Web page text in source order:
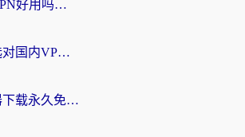
海外党必看：穿梭VPN好用吗？和云帆VPN对比哪个回国效果更好？附真实测评+避坑指南
海外党必看：如何选对国内VPN，实现无缝访问国内资源？
海外党必看：加速器下载永久免费版真的存在吗？教你无缝访问国内资源的正确姿势